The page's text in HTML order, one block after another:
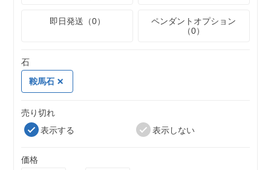
即日発送（0）
ペンダントオプション
（0）
石
鞍馬石
売り切れ
表示する
表示しない
価格